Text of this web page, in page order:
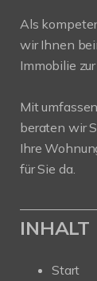
Als
wir Ihnen
Immobilie zur
Mit
beraten wir
Ihre
für Sie da.
INHALT
Start